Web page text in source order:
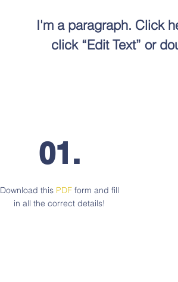
I'm a paragraph. Click
click “Edit Text” or
01.
Download this PDF form and fill
in all the correct details!